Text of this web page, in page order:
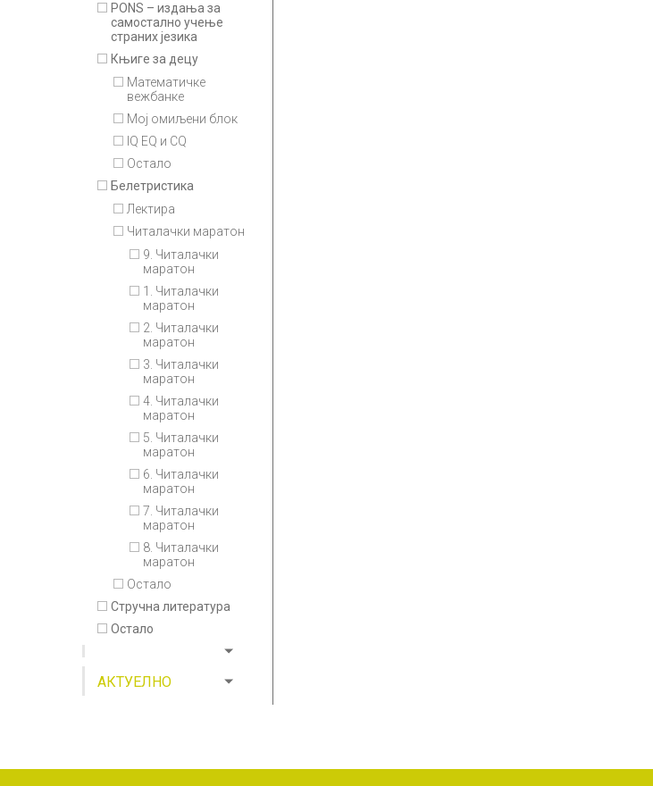
PONS – издања за
самостално учење
страних језика
Књиге за децу
Математичке
вежбанке
Мој омиљени блок
IQ EQ и CQ
Остало
Белетристика
Лектира
Читалачки маратон
9. Читалачки
маратон
1. Читалачки
маратон
2. Читалачки
маратон
3. Читалачки
маратон
4. Читалачки
маратон
5. Читалачки
маратон
6. Читалачки
маратон
7. Читалачки
маратон
8. Читалачки
маратон
Остало
Стручна литература
Остало
АКТУЕЛНО